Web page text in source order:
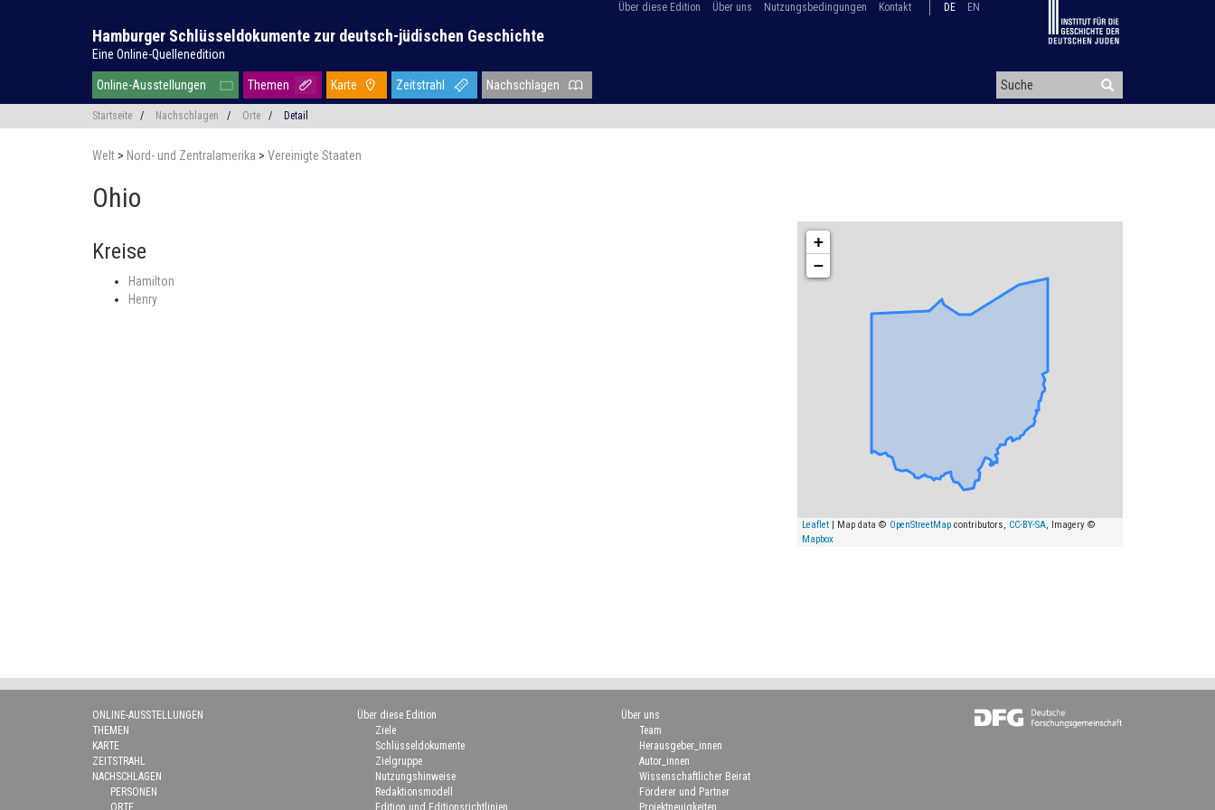
Über diese Edition Über uns Nutzungsbedingungen Kontakt DE EN
Hamburger Schlüsseldokumente zur deutsch-jüdischen Geschichte
Eine Online-Quellenedition
Online-Ausstellungen Themen Karte Zeitstrahl Nachschlagen
Startseite / Nachschlagen / Orte / Detail
Welt > Nord- und Zentralamerika > Vereinigte Staaten
Ohio
Kreise
Hamilton
Henry
+
−
Leaflet | Map data © OpenStreetMap contributors, CC-BY-SA, Imagery ©
Mapbox
ONLINE-AUSSTELLUNGEN
THEMEN
KARTE
ZEITSTRAHL
NACHSCHLAGEN
PERSONEN
ORTE
Über diese Edition
Ziele
Schlüsseldokumente
Zielgruppe
Nutzungshinweise
Redaktionsmodell
Edition und Editionsrichtlinien
Über uns
Team
Herausgeber_innen
Autor_innen
Wissenschaftlicher Beirat
Förderer und Partner
Projektneuigkeiten